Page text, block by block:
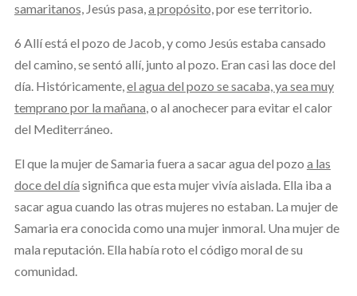
samaritanos,Jesús pasa,a propósito,por ese territorio.
6 Allí está el pozo de Jacob, y como Jesús estaba cansado
del camino, se sentó allí, junto al pozo. Eran casi las doce del
día. Históricamente,el agua del pozo se sacaba, ya sea muy
temprano por la mañana, o al anochecer para evitar el calor
del Mediterráneo.
El que la mujer de Samaria fuera a sacar agua del pozo a las
doce del día significa que esta mujer vivía aislada. Ella iba a
sacar agua cuando las otras mujeres no estaban. La mujer de
Samaria era conocida como una mujer inmoral. Una mujer de
mala reputación. Ella había roto el código moral de su
comunidad.